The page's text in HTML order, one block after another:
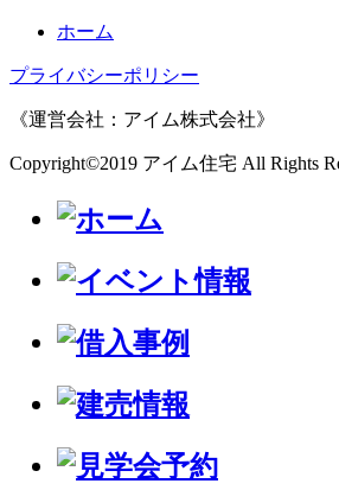
ホーム
プライバシーポリシー
《運営会社：アイム株式会社》
Copyright©2019 アイム住宅 All Rights